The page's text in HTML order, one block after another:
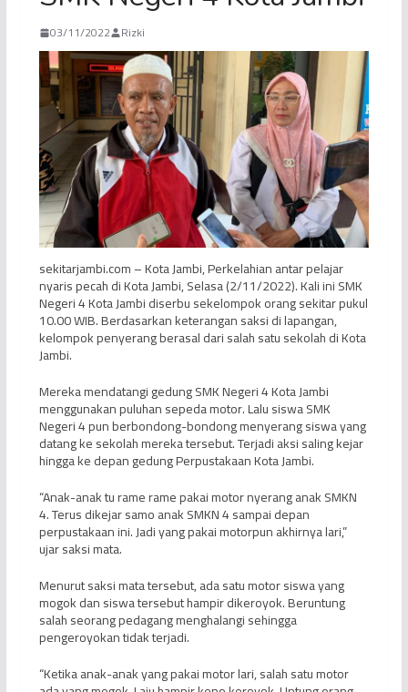
03/11/2022 Rizki
sekitarjambi.com – Kota Jambi, Perkelahian antar pelajar
nyaris pecah di Kota Jambi, Selasa (2/11/2022). Kali ini SMK
Negeri 4 Kota Jambi diserbu sekelompok orang sekitar pukul
10.00 WIB. Berdasarkan keterangan saksi di lapangan,
kelompok penyerang berasal dari salah satu sekolah di Kota
Jambi.
Mereka mendatangi gedung SMK Negeri 4 Kota Jambi
menggunakan puluhan sepeda motor. Lalu siswa SMK
Negeri 4 pun berbondong-bondong menyerang siswa yang
datang ke sekolah mereka tersebut. Terjadi aksi saling kejar
hingga ke depan gedung Perpustakaan Kota Jambi.
“Anak-anak tu rame rame pakai motor nyerang anak SMKN
4. Terus dikejar samo anak SMKN 4 sampai depan
perpustakaan ini. Jadi yang pakai motorpun akhirnya lari,”
ujar saksi mata.
Menurut saksi mata tersebut, ada satu motor siswa yang
mogok dan siswa tersebut hampir dikeroyok. Beruntung
salah seorang pedagang menghalangi sehingga
pengeroyokan tidak terjadi.
“Ketika anak-anak yang pakai motor lari, salah satu motor